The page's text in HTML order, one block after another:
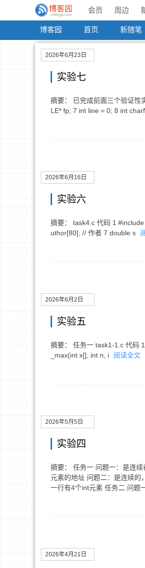
会员 周边
博客园 首页 新随笔
2026年6月23日
实验七
摘要： 已完成前面三个验证性
LE* fp; 7 int line = 0; 8 int
2026年6月16日
实验六
摘要： task4.c 代码 1
uthor[80]; // 作者 7 double s
2026年6月2日
实验五
摘要： 任务一 task1-1.c 代码
_max(int x[], int n, i
阅读全文
2026年5月5日
实验四
摘要： 任务一 问题一：是连
元素的地址 问题二：是连续的
一行有4个int元素 任务二 问题
2026年4月21日